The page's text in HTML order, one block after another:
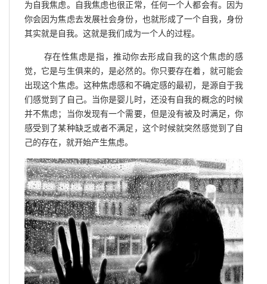
为自我焦虑。自我焦虑也很正常，任何一个人都会有。因为
你会因为焦虑去发展社会身份，也就形成了一个自我，身份
其实就是自我。这就是我们成为一个人的过程。
存在性焦虑是指，推动你去形成自我的这个焦虑的感
觉，它是与生俱来的，是必然的。你只要存在着，就可能会
出现这个焦虑。这种焦虑感和不确定感的最初，是源自于我
们感觉到了自己。当你是婴儿时，还没有自我的概念的时候
并不焦虑；当你发现有一个需要，但是没有被及时满足，你
感受到了某种缺乏或者不满足，这个时候就突然感觉到了自
己的存在，就开始产生焦虑。